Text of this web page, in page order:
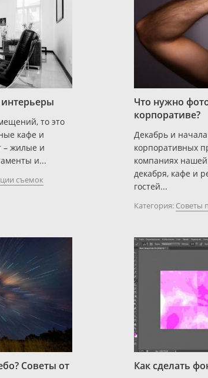
то это
кафе и
– жилые и
и...
съемок
Что нужно
корпоративе?
Декабрь и
корпоративных
компаниях
декабря, кафе и
гостей...
Категория: Советы
Советы от
Как сделать